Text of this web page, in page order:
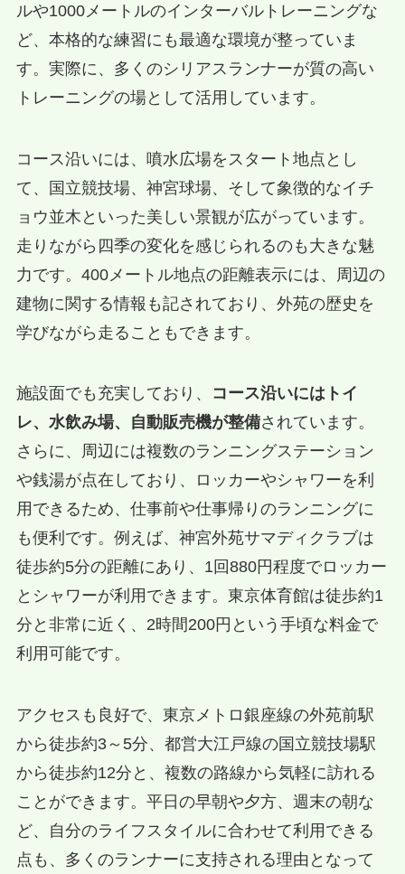
ルや1000メートルのインターバルトレーニングな
ど、本格的な練習にも最適な環境が整っていま
す。実際に、多くのシリアスランナーが質の高い
トレーニングの場として活用しています。
コース沿いには、噴水広場をスタート地点とし
て、国立競技場、神宮球場、そして象徴的なイチ
ョウ並木といった美しい景観が広がっています。
走りながら四季の変化を感じられるのも大きな魅
力です。400メートル地点の距離表示には、周辺の
建物に関する情報も記されており、外苑の歴史を
学びながら走ることもできます。
施設面でも充実しており、
コース沿いにはトイ
レ、水飲み場、自動販売機が整備されています。
さらに、周辺には複数のランニングステーション
や銭湯が点在しており、ロッカーやシャワーを利
用できるため、仕事前や仕事帰りのランニングに
も便利です。例えば、神宮外苑サマディクラブは
徒歩約5分の距離にあり、1回880円程度でロッカー
とシャワーが利用できます。東京体育館は徒歩約1
分と非常に近く、2時間200円という手頃な料金で
利用可能です。
アクセスも良好で、東京メトロ銀座線の外苑前駅
から徒歩約3～5分、都営大江戸線の国立競技場駅
から徒歩約12分と、複数の路線から気軽に訪れる
ことができます。平日の早朝や夕方、週末の朝な
ど、自分のライフスタイルに合わせて利用できる
点も、多くのランナーに支持される理由となって